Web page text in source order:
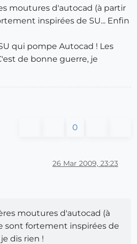
moutures d'autocad (à partir
inspirées de SU... Enfin
qui pompe Autocad ! Les
de bonne guerre, je
0
26 Mar 2009, 23:23
moutures d'autocad (à
sont fortement inspirées de
dis rien !